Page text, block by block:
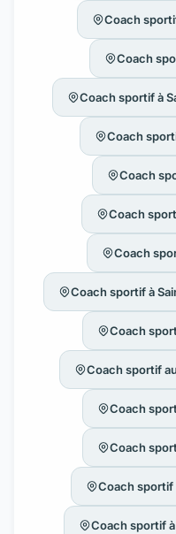
Coach
Coach
Coach sportif à
Coach
Coach
Coach
Coach
Coach sportif à
Coach
Coach sportif
Coach
Coach
Coach sportif
Coach sportif